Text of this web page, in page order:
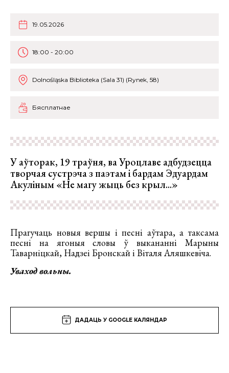
19.05.2026
18:00 - 20:00
Dolnośląskа Biblioteka (Sala 31) (Rynek, 58)
Бясплатнае
У аўторак, 19 траўня, ва Уроцлаве адбудзецца
творчая сустрэча з паэтам і бардам Эдуардам
Акуліным «Не магу жыць без крыл...»
Прагучаць новыя вершы і песні аўтара, а таксама
песні на ягоныя словы ў выкананні Марыны
Таварніцкай, Надзеі Бронскай і Віталя Аляшкевіча.
Уваход вольны.
ДАДАЦЬ У GOOGLE КАЛЯНДАР